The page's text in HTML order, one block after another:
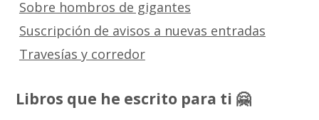
Sobre hombros de gigantes
Suscripción de avisos a nuevas entradas
Travesías y corredor
Libros que he escrito para ti 🤗